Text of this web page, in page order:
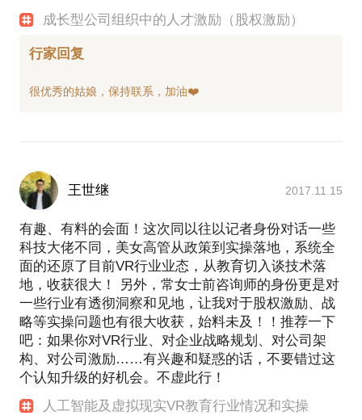
成长型公司组织中的人才激励（股权激励）
行家回复
王世继 2017.11.15
有趣、有料的会面！这次同以往以记者身份对话一些
科技大佬不同，美女高管从政策到实操落地，系统全
面的还原了目前VR行业业态，从教育切入谈技术落
地，收获很大！ 另外，常女士前咨询师的身份更是对
一些行业有透彻洞察和见地，让我对于股权激励、战
略等实操问题也有很大收获，始料未及！！推荐一下
吧：如果你对VR行业、对企业战略规划、对公司架
构、对公司激励……有兴趣和疑惑的话，不要错过这
个认知升级的好机会。不虚此行！
人工智能及虚拟现实VR教育行业情况和实操